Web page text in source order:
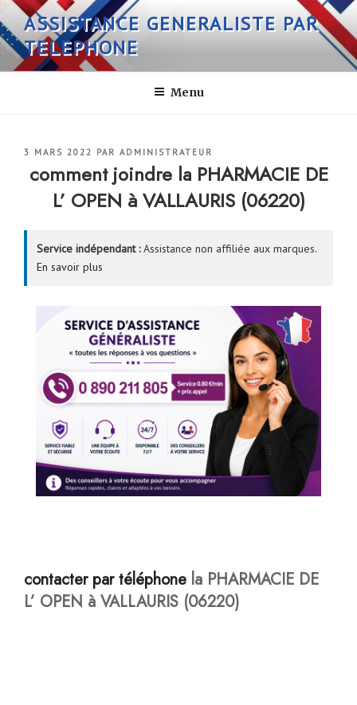
Aller
au
contenu
principal
ASSISTANCE GENERALISTE PAR
TELEPHONE
Menu
PUBLIÉ
3 MARS 2022 PAR ADMINISTRATEUR
comment joindre la PHARMACIE DE
L’ OPEN à VALLAURIS (06220)
Service indépendant :Assistance non affiliée aux marques.
En savoir plus
contacter par téléphone la PHARMACIE DE
L’ OPEN à VALLAURIS (06220)